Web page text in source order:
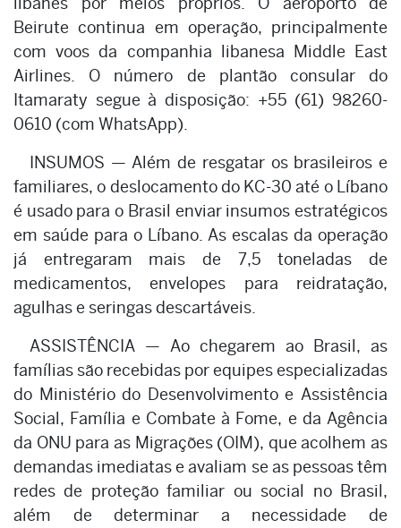
Beirute continua em operação, principalmente
com voos da companhia libanesa Middle East
Airlines. O número de plantão consular do
Itamaraty segue à disposição: +55 (61) 98260-
0610 (com WhatsApp).
INSUMOS — Além de resgatar os brasileiros e
familiares, o deslocamento do KC-30 até o Líbano
é usado para o Brasil enviar insumos estratégicos
em saúde para o Líbano. As escalas da operação
já entregaram mais de 7,5 toneladas de
medicamentos, envelopes para reidratação,
agulhas e seringas descartáveis.
ASSISTÊNCIA — Ao chegarem ao Brasil, as
famílias são recebidas por equipes especializadas
do Ministério do Desenvolvimento e Assistência
Social, Família e Combate à Fome, e da Agência
da ONU para as Migrações (OIM), que acolhem as
demandas imediatas e avaliam se as pessoas têm
redes de proteção familiar ou social no Brasil,
além de determinar a necessidade de